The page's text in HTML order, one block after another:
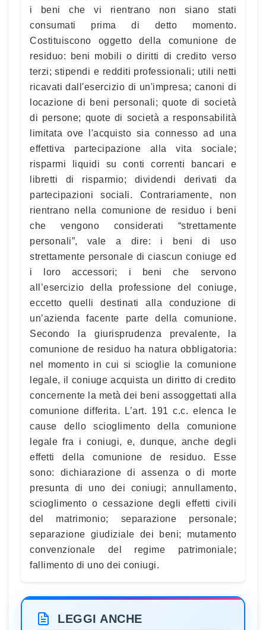
i beni che vi rientrano non siano stati
consumati prima di detto momento.
Costituiscono oggetto della comunione de
residuo: beni mobili o diritti di credito verso
terzi; stipendi e redditi professionali; utili netti
ricavati dall'esercizio di un'impresa; canoni di
locazione di beni personali; quote di società
di persone; quote di società a responsabilità
limitata ove l'acquisto sia connesso ad una
effettiva partecipazione alla vita sociale;
risparmi liquidi su conti correnti bancari e
libretti di risparmio; dividendi derivati da
partecipazioni sociali. Contrariamente, non
rientrano nella comunione de residuo i beni
che vengono considerati “strettamente
personali”, vale a dire: i beni di uso
strettamente personale di ciascun coniuge ed
i loro accessori; i beni che servono
all’esercizio della professione del coniuge,
eccetto quelli destinati alla conduzione di
un’azienda facente parte della comunione.
Secondo la giurisprudenza prevalente, la
comunione de residuo ha natura obbligatoria:
nel momento in cui si scioglie la comunione
legale, il coniuge acquista un diritto di credito
concernente la metà dei beni assoggettati alla
comunione differita. L’art. 191 c.c. elenca le
cause dello scioglimento della comunione
legale fra i coniugi, e, dunque, anche degli
effetti della comunione de residuo. Esse
sono: dichiarazione di assenza o di morte
presunta di uno dei coniugi; annullamento,
scioglimento o cessazione degli effetti civili
del matrimonio; separazione personale;
separazione giudiziale dei beni; mutamento
convenzionale del regime patrimoniale;
fallimento di uno dei coniugi.
LEGGI ANCHE